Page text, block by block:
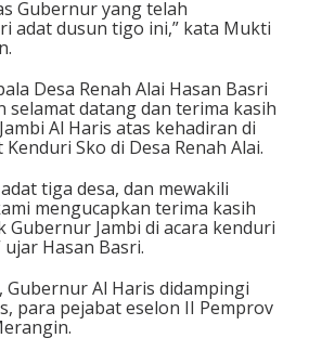
Gubernur yang telah
adat dusun tigo ini,” kata Mukti
Desa Renah Alai Hasan Basri
selamat datang dan terima kasih
Al Haris atas kehadiran di
Sko di Desa Renah Alai.
tiga desa, dan mewakili
mengucapkan terima kasih
Gubernur Jambi di acara kenduri
ujar Hasan Basri.
Gubernur Al Haris didampingi
para pejabat eselon II Pemprov